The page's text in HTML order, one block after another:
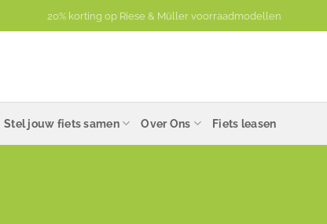
Plan een uur exclusieve aandacht voor een proefrit en advies.
Stel jouw fiets samen Over Ons Fiets leasen